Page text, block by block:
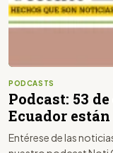
PODCASTS
Podcast: 53
Ecuador
Entérese de las